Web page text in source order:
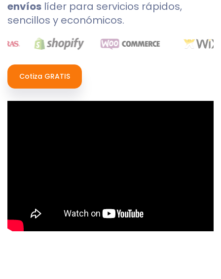
envíos líder para servicios rápidos,
sencillos y económicos.
Cotiza GRATIS